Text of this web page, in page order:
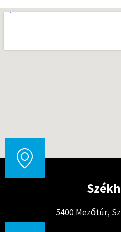
5400 Mezőtúr,